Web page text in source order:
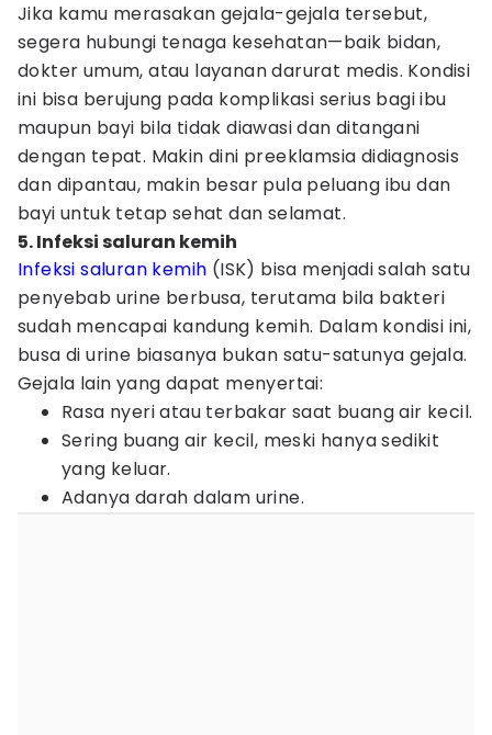
Jika kamu merasakan gejala-gejala tersebut,
segera hubungi tenaga kesehatan—baik bidan,
dokter umum, atau layanan darurat medis. Kondisi
ini bisa berujung pada komplikasi serius bagi ibu
maupun bayi bila tidak diawasi dan ditangani
dengan tepat. Makin dini preeklamsia didiagnosis
dan dipantau, makin besar pula peluang ibu dan
bayi untuk tetap sehat dan selamat.
5. Infeksi saluran kemih
Infeksi saluran kemih (ISK) bisa menjadi salah satu
penyebab urine berbusa, terutama bila bakteri
sudah mencapai kandung kemih. Dalam kondisi ini,
busa di urine biasanya bukan satu-satunya gejala.
Gejala lain yang dapat menyertai:
Rasa nyeri atau terbakar saat buang air kecil.
Sering buang air kecil, meski hanya sedikit
yang keluar.
Adanya darah dalam urine.